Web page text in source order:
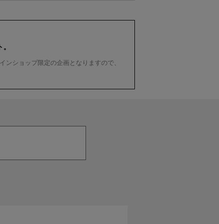
ショップ限定の企画となりますので、